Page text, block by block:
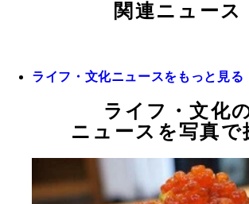
関連ニュース
ライフ・文化ニュースをもっと見る
ライフ・文化
ニュースを写真で